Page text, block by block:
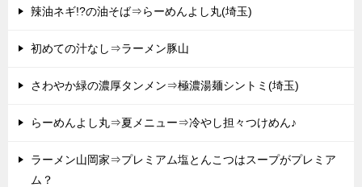
辣油ネギ!?の油そば⇒らーめんよし丸(埼玉)
初めての汁なし⇒ラーメン豚山
さわやか緑の濃厚タンメン⇒極濃湯麺シントミ(埼玉)
らーめんよし丸⇒夏メニュー⇒冷やし担々つけめん♪
ラーメン山岡家⇒プレミアム塩とんこつはスープがプレミア
ム？